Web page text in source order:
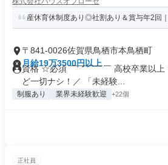
産休育休制度あり◎社割あり＆賞与年2回
〒841-0026佐賀県鳥栖市本鳥栖町
月給19万3500円以上
資格 ☆必須 ￣￣￣￣￣ 高校卒業以上
ど一切ナシ！／ 「未経験...
制服あり 業界未経験歓迎 +22個
正社員